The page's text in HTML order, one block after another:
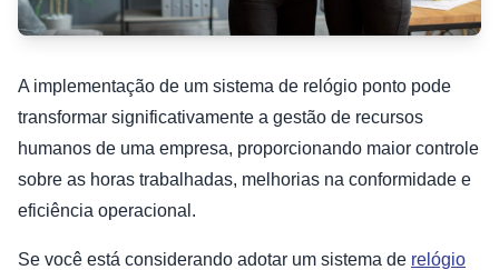
A implementação de um sistema de relógio ponto pode
transformar significativamente a gestão de recursos
humanos de uma empresa, proporcionando maior controle
sobre as horas trabalhadas, melhorias na conformidade e
eficiência operacional.
Se você está considerando adotar um sistema de relógio